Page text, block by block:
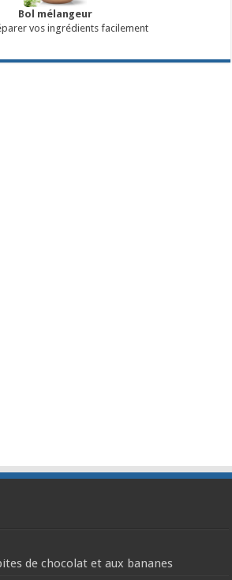
Bol mélangeur
vos ingrédients facilement
de chocolat et aux bananes